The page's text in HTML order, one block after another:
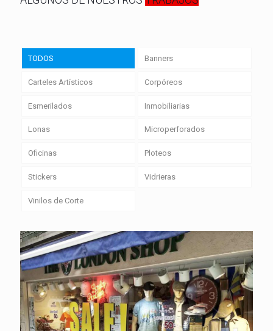
TODOS Banners
Carteles Artísticos Corpóreos
Esmerilados Inmobiliarias
Lonas Microperforados
Oficinas Ploteos
Stickers Vidrieras
Vinilos de Corte